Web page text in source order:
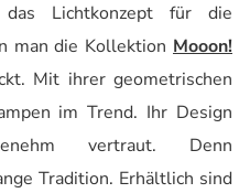
Lichtkonzept für die
man die Kollektion Mooon!
Mit ihrer geometrischen
im Trend. Ihr Design
vertraut. Denn
Tradition. Erhältlich sind